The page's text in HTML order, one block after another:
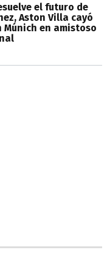
el futuro de
Aston Villa cayó
Múnich en amistoso